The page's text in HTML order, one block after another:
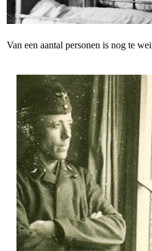
Van een aantal personen is nog te